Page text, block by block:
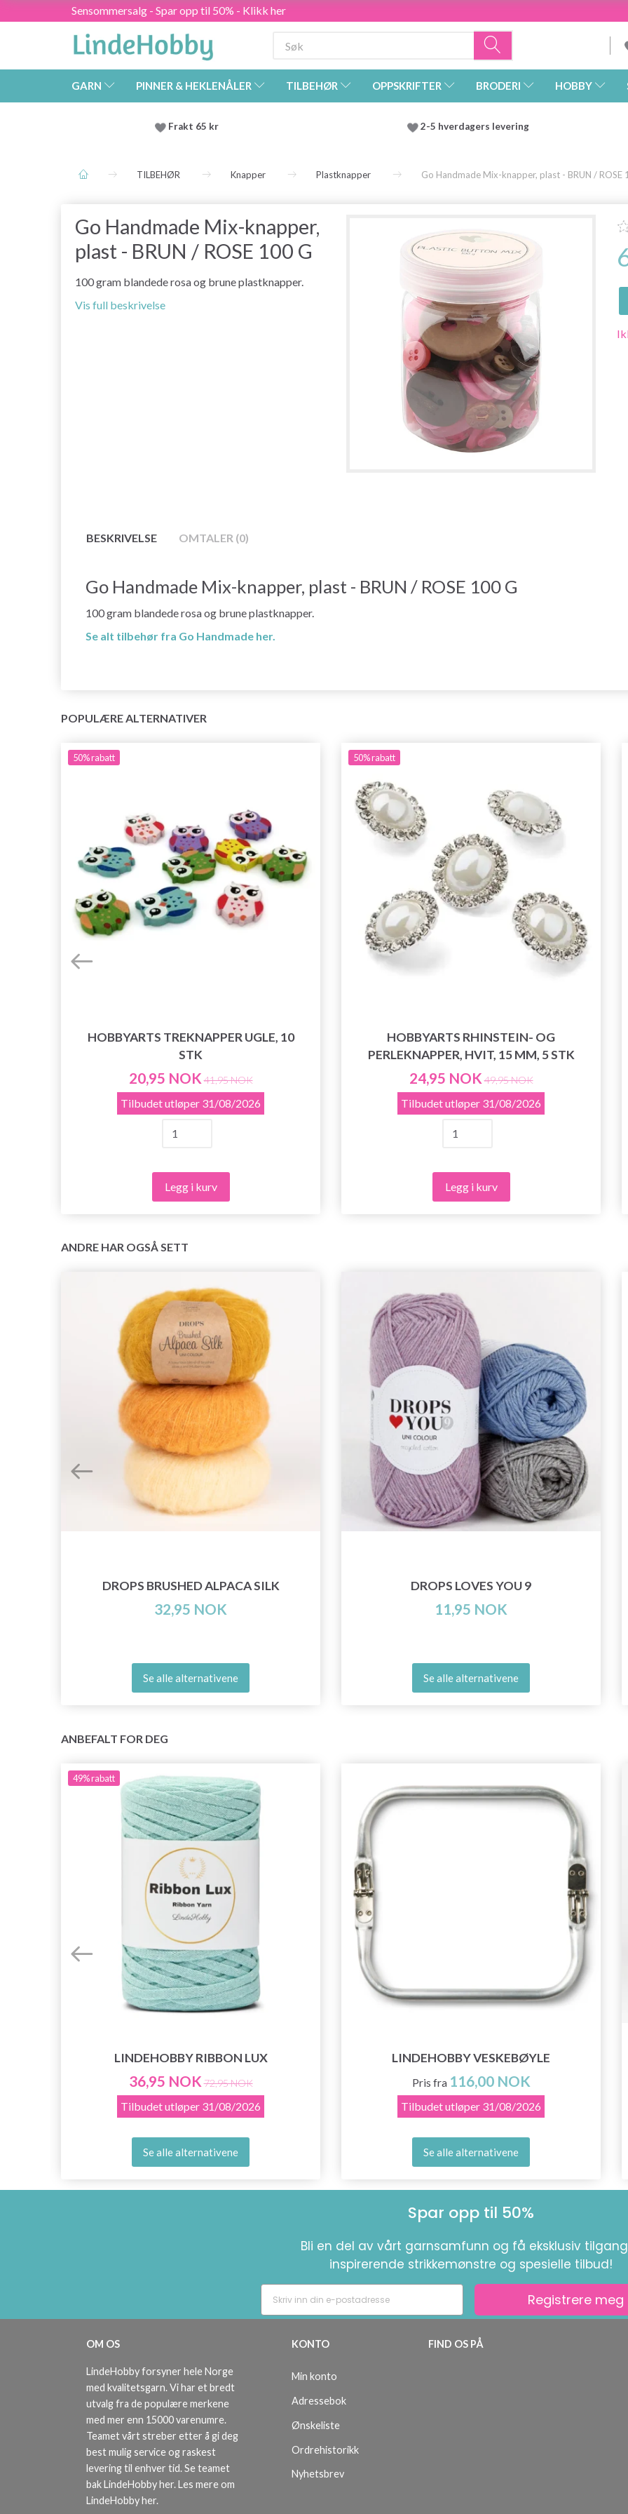
Sensommersalg - Spar opp til 50% - Klikk her
GARN PINNER & HEKLENÅLER TILBEHØR OPPSKRIFTER BRODERI HOBBY
Frakt 65 kr 2-5 hverdagers levering
TILBEHØR Knapper Plastknapper Go Handmade Mix-knapper, plast - BRUN / ROSE
Go Handmade Mix-knapper,
plast - BRUN / ROSE 100 G
100 gram blandede rosa og brune plastknapper.
Vis full beskrivelse
BESKRIVELSE OMTALER (0)
Go Handmade Mix-knapper, plast - BRUN / ROSE 100 G
100 gram blandede rosa og brune plastknapper.
Se alt tilbehør fra Go Handmade her.
POPULÆRE ALTERNATIVER
50%rabatt
HOBBYARTS TREKNAPPER UGLE, 10
STK
20,95 NOK 41,95 NOK
Tilbudet utløper 31/08/2026
Legg i kurv
50%rabatt
HOBBYARTS RHINSTEIN- OG
PERLEKNAPPER, HVIT, 15 MM, 5 STK
24,95 NOK 49,95 NOK
Tilbudet utløper 31/08/2026
Legg i kurv
ANDRE HAR OGSÅ SETT
DROPS BRUSHED ALPACA SILK
32,95 NOK
Se alle alternativene
DROPS LOVES YOU 9
11,95 NOK
Se alle alternativene
ANBEFALT FOR DEG
49%rabatt
LINDEHOBBY RIBBON LUX
36,95 NOK 72,95 NOK
Tilbudet utløper 31/08/2026
Se alle alternativene
LINDEHOBBY VESKEBØYLE
Pris fra 116,00 NOK
Tilbudet utløper 31/08/2026
Se alle alternativene
Spar opp til 50%
Bli en del av vårt garnsamfunn og få eksklusiv
inspirerende strikkemønstre og spesielle tilbud!
Registrere meg
OM OS
LindeHobby forsyner hele Norge
med kvalitetsgarn. Vi har et bredt
utvalg fra de populære merkene
med mer enn 15000 varenumre.
Teamet vårt streber etter å gi deg
best mulig service og raskest
levering til enhver tid. Se teamet
bak LindeHobby her.Les mere om
LindeHobby her.
KONTO
Min konto
Adressebok
Ønskeliste
Ordrehistorikk
Nyhetsbrev
FIND OS PÅ